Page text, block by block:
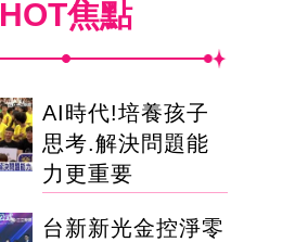
HOT焦點
AI時代!培養孩子
思考.解決問題能
力更重要
台新新光金控淨零